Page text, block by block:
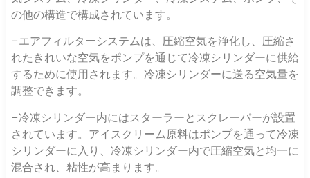
の他の構造で構成されています。
–エアフィルターシステムは、圧縮空気を浄化し、圧縮さ
れたきれいな空気をポンプを通じて冷凍シリンダーに供給
するために使用されます。冷凍シリンダーに送る空気量を
調整できます。
–冷凍シリンダー内にはスターラーとスクレーパーが設置
されています。アイスクリーム原料はポンプを通って冷凍
シリンダーに入り、冷凍シリンダー内で圧縮空気と均一に
混合され、粘性が高まります。